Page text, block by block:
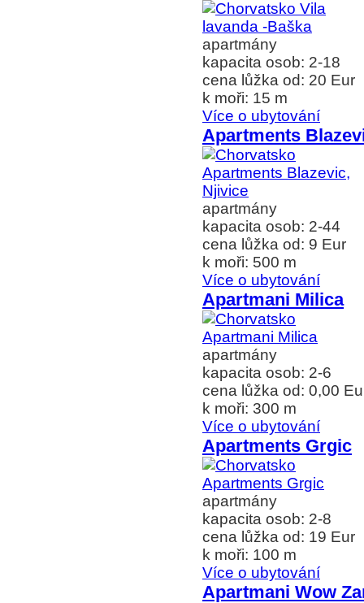
apartmány
kapacita osob: 2-18
cena lůžka od: 20 Eur
k moři: 15 m
Více o ubytování
Apartments
apartmány
kapacita osob: 2-44
cena lůžka od: 9 Eur
k moři: 500 m
Více o ubytování
Apartmani Milica
apartmány
kapacita osob: 2-6
cena lůžka od: 0,00
k moři: 300 m
Více o ubytování
Apartments Grgic
apartmány
kapacita osob: 2-8
cena lůžka od: 19 Eur
k moři: 100 m
Více o ubytování
Apartmani Wow